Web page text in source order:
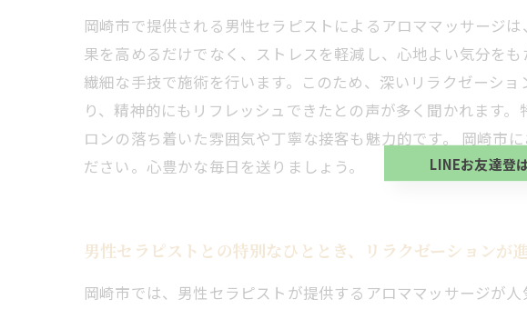
岡崎市で提供される男性セラピストによるアロママッサージ
果を高めるだけでなく、ストレスを軽減し、心地よい気分を
繊細な手技で施術を行います。このため、深いリラクゼーシ
り、精神的にもリフレッシュできたとの声が多く聞かれます
ロンの落ち着いた雰囲気や丁寧な接客も魅力的です。 岡崎市
ださい。心豊かな毎日を送りましょう。
男性セラピストとの特別なひととき、リラクゼーションが
岡崎市では、男性セラピストが提供するアロママッサージが
当サロンの公
初回 500円
方、不必要な
LINEお友達
当サロンの公
初回 500円
方、不必要な
LINEお友達登